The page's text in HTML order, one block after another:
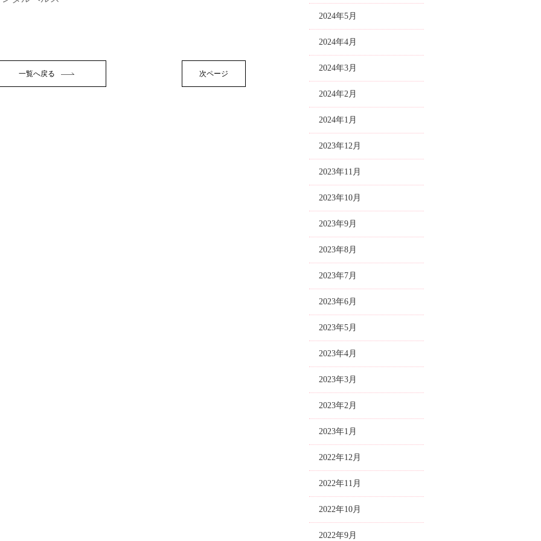
一覧へ戻る 次ページ
2024年5月
2024年4月
2024年3月
2024年2月
2024年1月
2023年12月
2023年11月
2023年10月
2023年9月
2023年8月
2023年7月
2023年6月
2023年5月
2023年4月
2023年3月
2023年2月
2023年1月
2022年12月
2022年11月
2022年10月
2022年9月